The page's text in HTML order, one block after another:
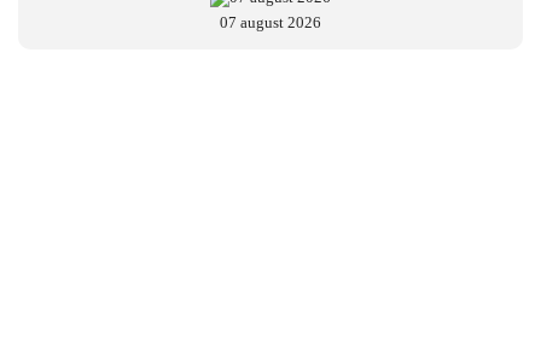
07 august 2026